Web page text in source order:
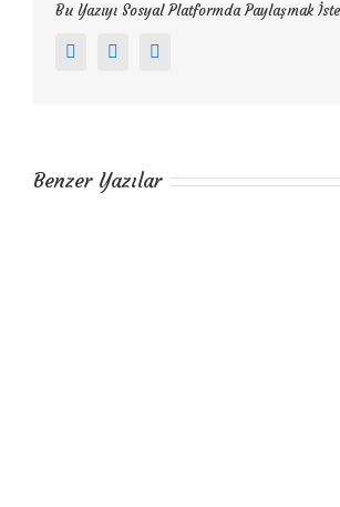
Bu Yazıyı Sosyal Platformda Paylaşmak
FacebookTwitter
Benzer Yazılar